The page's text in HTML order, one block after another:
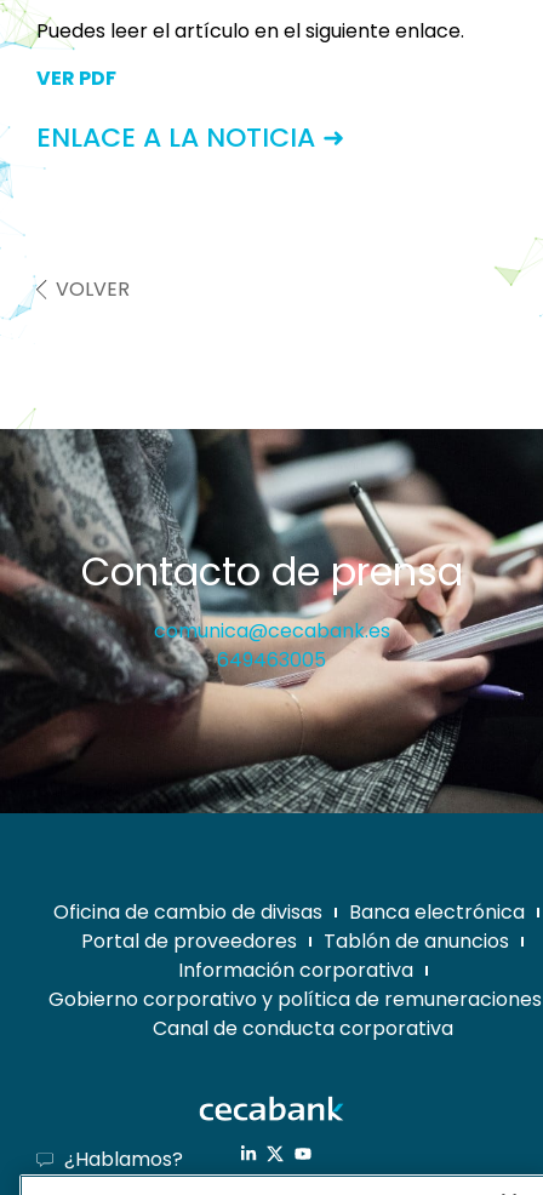
Puedes leer el artículo en el siguiente enlace.
VER PDF
ENLACE A LA NOTICIA ➜
VOLVER
Contacto de prensa
comunica@cecabank.es
649463005
Oficina de cambio de divisas
Banca electrónica
Portal de proveedores
Tablón de anuncios
Información corporativa
Gobierno corporativo y política de remuneraciones
Canal de conducta corporativa
¿Hablamos?